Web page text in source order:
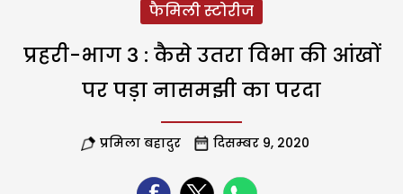
फैमिली स्टोरीज
प्रहरी-भाग 3 : कैसे उतरा विभा की आंखों
पर पड़ा नासमझी का परदा
प्रमिला बहादुर दिसम्बर 9, 2020